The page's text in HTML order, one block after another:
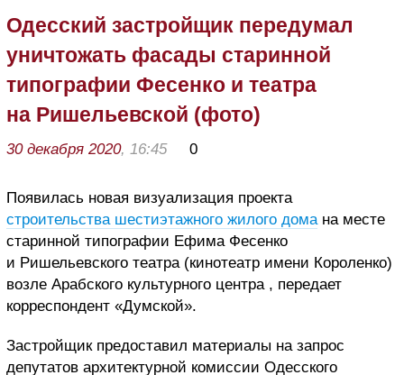
Одесский застройщик передумал
уничтожать фасады старинной
типографии Фесенко и театра
на Ришельевской (фото)
30 декабря 2020, 16:45 0
Появилась новая визуализация проекта
строительства шестиэтажного жилого дома на месте
старинной типографии Ефима Фесенко
и Ришельевского театра (кинотеатр имени Короленко)
возле Арабского культурного центра , передает
корреспондент «Думской».
Застройщик предоставил материалы на запрос
депутатов архитектурной комиссии Одесского